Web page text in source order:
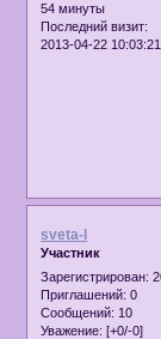
54 минуты
Последний визит:
2013-04-22 10:03:21
sveta-l
Участник
Зарегистрирован:
Приглашений: 0
Сообщений: 10
Уважение: [+0/-0]